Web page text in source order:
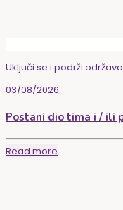
Uključi se i podrži
03/08/2026
Postani dio tima i / ili
Read more